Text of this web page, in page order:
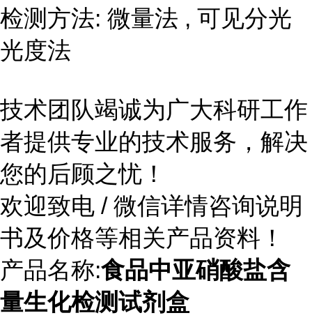
检测方法: 微量法 , 可见分光
光度法
技术团队竭诚为广大科研工作
者提供专业的技术服务，解决
您的后顾之忧！
欢迎致电 / 微信详情咨询说明
书及价格等相关产品资料！
产品名称:食品中亚硝酸盐含
量生化检测试剂盒